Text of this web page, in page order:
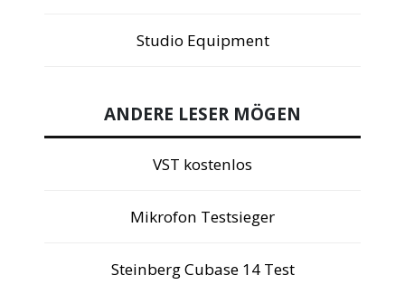
Studio Equipment
ANDERE LESER MÖGEN
VST kostenlos
Mikrofon Testsieger
Steinberg Cubase 14 Test